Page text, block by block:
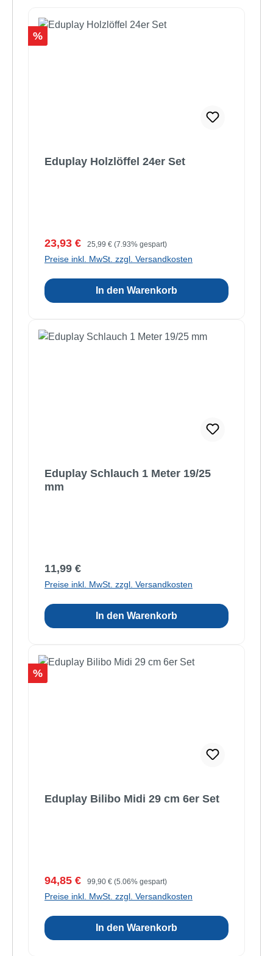
Rabatt
%
Eduplay Holzlöffel 24er Set
Verkaufspreis:
23,93 € Regulärer Preis:
25,99 € (7.93% gespart)
Preise inkl. MwSt. zzgl. Versandkosten
In den Warenkorb
Eduplay Schlauch 1 Meter 19/25
mm
Regulärer Preis:
11,99 €
Preise inkl. MwSt. zzgl. Versandkosten
In den Warenkorb
Rabatt
%
Eduplay Bilibo Midi 29 cm 6er Set
Verkaufspreis:
94,85 € Regulärer Preis:
99,90 € (5.06% gespart)
Preise inkl. MwSt. zzgl. Versandkosten
In den Warenkorb